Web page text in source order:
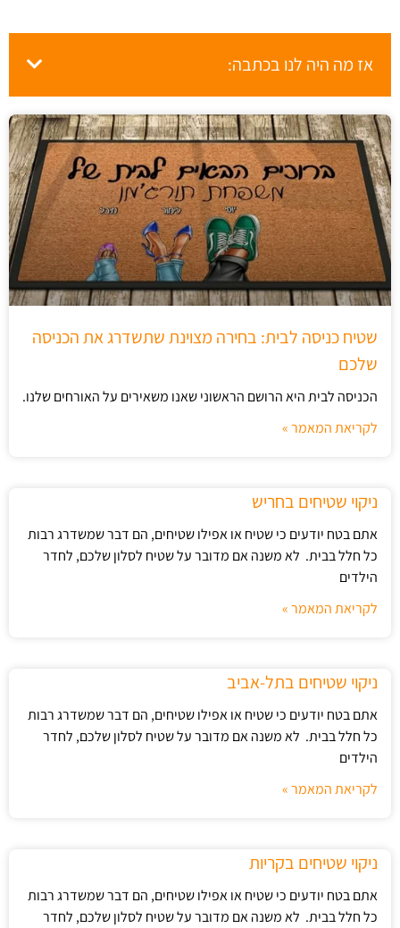
אז מה היה לנו בכתבה:
שטיח כניסה לבית: בחירה מצוינת שתשדרג את הכניסה
שלכם
הכניסה לבית היא הרושם הראשוני שאנו משאירים על האורחים שלנו.
לקריאת המאמר »
ניקוי שטיחים בחריש
אתם בטח יודעים כי שטיח או אפילו שטיחים, הם דבר שמשדרג רבות
כל חלל בבית. לא משנה אם מדובר על שטיח לסלון שלכם, לחדר
הילדים
לקריאת המאמר »
ניקוי שטיחים בתל-אביב
אתם בטח יודעים כי שטיח או אפילו שטיחים, הם דבר שמשדרג רבות
כל חלל בבית. לא משנה אם מדובר על שטיח לסלון שלכם, לחדר
הילדים
לקריאת המאמר »
ניקוי שטיחים בקריות
אתם בטח יודעים כי שטיח או אפילו שטיחים, הם דבר שמשדרג רבות
כל חלל בבית. לא משנה אם מדובר על שטיח לסלון שלכם, לחדר